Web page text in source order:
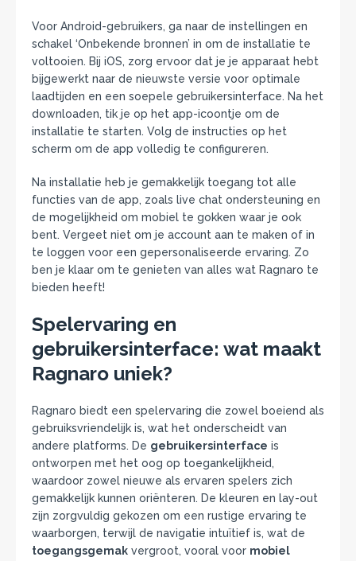
Voor Android-gebruikers, ga naar de instellingen en
schakel ‘Onbekende bronnen’ in om de installatie te
voltooien. Bij iOS, zorg ervoor dat je je apparaat hebt
bijgewerkt naar de nieuwste versie voor optimale
laadtijden en een soepele gebruikersinterface. Na het
downloaden, tik je op het app-icoontje om de
installatie te starten. Volg de instructies op het
scherm om de app volledig te configureren.
Na installatie heb je gemakkelijk toegang tot alle
functies van de app, zoals live chat ondersteuning en
de mogelijkheid om mobiel te gokken waar je ook
bent. Vergeet niet om je account aan te maken of in
te loggen voor een gepersonaliseerde ervaring. Zo
ben je klaar om te genieten van alles wat Ragnaro te
bieden heeft!
Spelervaring en
gebruikersinterface: wat maakt
Ragnaro uniek?
Ragnaro biedt een spelervaring die zowel boeiend als
gebruiksvriendelijk is, wat het onderscheidt van
andere platforms. De gebruikersinterface is
ontworpen met het oog op toegankelijkheid,
waardoor zowel nieuwe als ervaren spelers zich
gemakkelijk kunnen oriënteren. De kleuren en lay-out
zijn zorgvuldig gekozen om een rustige ervaring te
waarborgen, terwijl de navigatie intuïtief is, wat de
toegangsgemak vergroot, vooral voor mobiel